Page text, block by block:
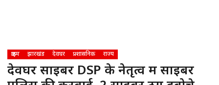
क्राइम झारखंड देवघर प्रशासनिक राज्य
देवघर साइबर DSP के नेतृत्व में साइबर